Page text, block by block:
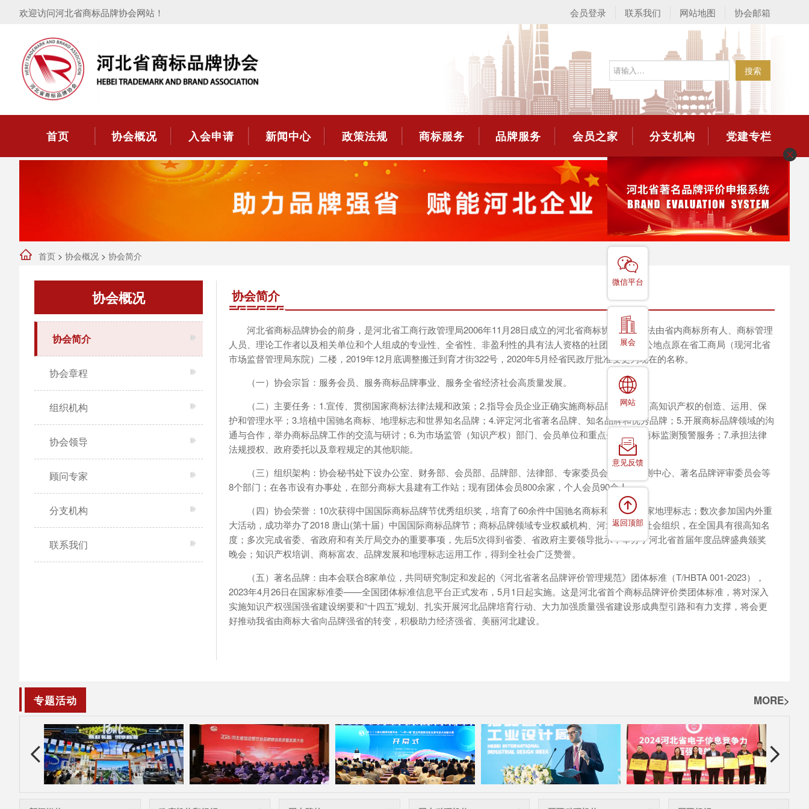
欢迎访问河北省商标品牌协会网站！ 会员登录 联系我们 网站地图 协会邮箱
搜索
首页 协会概况 入会申请 新闻中心 政策法规 商标服务 品牌服务 会员之家 分支机构 党建专栏
首页 > 协会概况 > 协会简介
协会概况
协会简介
协会章程
组织机构
协会领导
顾问专家
分支机构
联系我们
协会简介
河北省商标品牌协会的前身，是河北省工商行政管理局2006年11月28日成立的河北省商标协会，是依法由省内商标所有人、商标管理
人员、理论工作者以及相关单位和个人组成的专业性、全省性、非盈利性的具有法人资格的社团组织。办公地点原在省工商局（现河北省
市场监督管理局东院）二楼，2019年12月底调整搬迁到育才街322号，2020年5月经省民政厅批准变更为现在的名称。
（一）协会宗旨：服务会员、服务商标品牌事业、服务全省经济社会高质量发展。
（二）主要任务：1.宣传、贯彻国家商标法律法规和政策；2.指导会员企业正确实施商标品牌战略，提高知识产权的创造、运用、保
护和管理水平；3.培植中国驰名商标、地理标志和世界知名品牌；4.评定河北省著名品牌、知名品牌和优秀品牌；5.开展商标品牌领域的沟
通与合作，举办商标品牌工作的交流与研讨；6.为市场监管（知识产权）部门、会员单位和重点企业提供商标监测预警服务；7.承担法律
法规授权、政府委托以及章程规定的其他职能。
（三）组织架构：协会秘书处下设办公室、财务部、会员部、品牌部、法律部、专家委员会、商标监测中心、著名品牌评审委员会等
8个部门；在各市设有办事处，在部分商标大县建有工作站；现有团体会员800余家，个人会员90余人。
（四）协会荣誉：10次获得中国国际商标品牌节优秀组织奖，培育了60余件中国驰名商标和70余件国家地理标志；数次参加国内外重
大活动，成功举办了2018 唐山(第十届）中国国际商标品牌节；商标品牌领域专业权威机构、河北省5A级社会组织，在全国具有很高知名
度；多次完成省委、省政府和有关厅局交办的重要事项，先后5次得到省委、省政府主要领导批示；举办了河北省首届年度品牌盛典颁奖
晚会；知识产权培训、商标富农、品牌发展和地理标志运用工作，得到全社会广泛赞誉。
（五）著名品牌：由本会联合8家单位，共同研究制定和发起的《河北省著名品牌评价管理规范》团体标准（T/HBTA 001-2023），
2023年4月26日在国家标准委——全国团体标准信息平台正式发布，5月1日起实施。这是河北省首个商标品牌评价类团体标准，将对深入
实施知识产权强国强省建设纲要和“十四五”规划、扎实开展河北品牌培育行动、大力加强质量强省建设形成典型引路和有力支撑，将会更
好推动我省由商标大省向品牌强省的转变，积极助力经济强省、美丽河北建设。
专题活动 MORE>
微信平台
展会
网站
意见反馈
返回顶部